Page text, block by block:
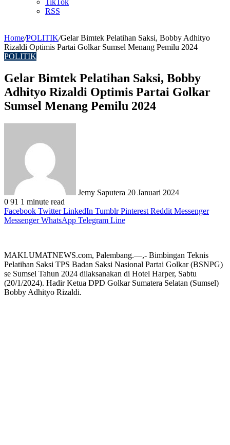
TikTok
RSS
Home/POLITIK/Gelar Bimtek Pelatihan Saksi, Bobby Adhityo
Rizaldi Optimis Partai Golkar Sumsel Menang Pemilu 2024
POLITIK
Gelar Bimtek Pelatihan Saksi, Bobby
Adhityo Rizaldi Optimis Partai Golkar
Sumsel Menang Pemilu 2024
Jemy Saputera 20 Januari 2024
0 91 1 minute read
Facebook Twitter LinkedIn Tumblr Pinterest Reddit Messenger
Messenger WhatsApp Telegram Line
MAKLUMATNEWS.com, Palembang.—,- Bimbingan Teknis
Pelatihan Saksi TPS Badan Saksi Nasional Partai Golkar (BSNPG)
se Sumsel Tahun 2024 dilaksanakan di Hotel Harper, Sabtu
(20/1/2024). Hadir Ketua DPD Golkar Sumatera Selatan (Sumsel)
Bobby Adhityo Rizaldi.